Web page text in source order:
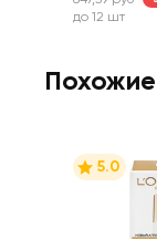
до 12 шт
5.0